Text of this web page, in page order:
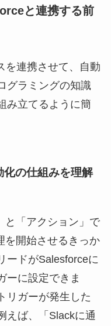
と連携する前
を連携させて、自動
グラミングの知識
み立てるように簡
化の仕組みを理解
と「アクション」で
を開始させるきっか
ードがSalesforceに
ーに設定できま
リガーが発生した
えば、「Slackに通